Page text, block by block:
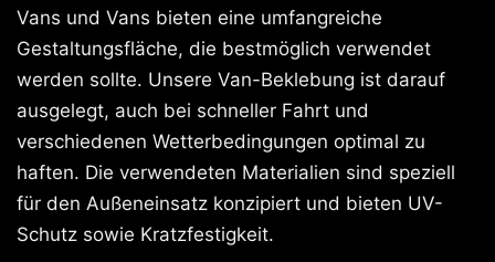
Vans und Vans bieten eine umfangreiche
Gestaltungsfläche, die bestmöglich verwendet
werden sollte. Unsere Van-Beklebung ist darauf
ausgelegt, auch bei schneller Fahrt und
verschiedenen Wetterbedingungen optimal zu
haften. Die verwendeten Materialien sind speziell
für den Außeneinsatz konzipiert und bieten UV-
Schutz sowie Kratzfestigkeit.